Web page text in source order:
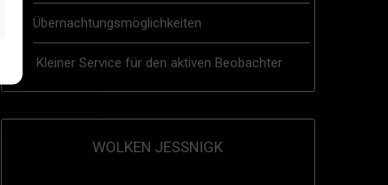
Übernachtungsmöglichkeiten
Kleiner Service für den aktiven Beobachter
WOLKEN JESSNIGK